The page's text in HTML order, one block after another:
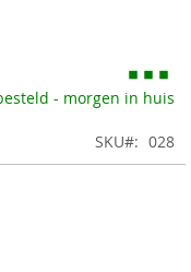
- morgen in huis
SKU 028